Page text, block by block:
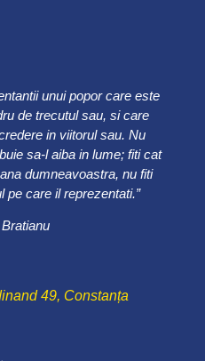
unui popor care este
de trecutul sau, si care
in viitorul sau. Nu
sa-l aiba in lume; fiti cat
dumneavoastra, nu fiti
pe care il reprezentati.”
49, Constanța